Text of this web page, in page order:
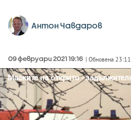
Антон Чавдаров
09 февруари 2021 19:16 | Обновена 23:11